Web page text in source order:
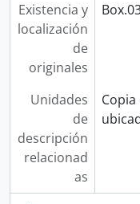
Existencia y
localización
de
originales
Unidades
de
descripción
relacionad
as
Copia